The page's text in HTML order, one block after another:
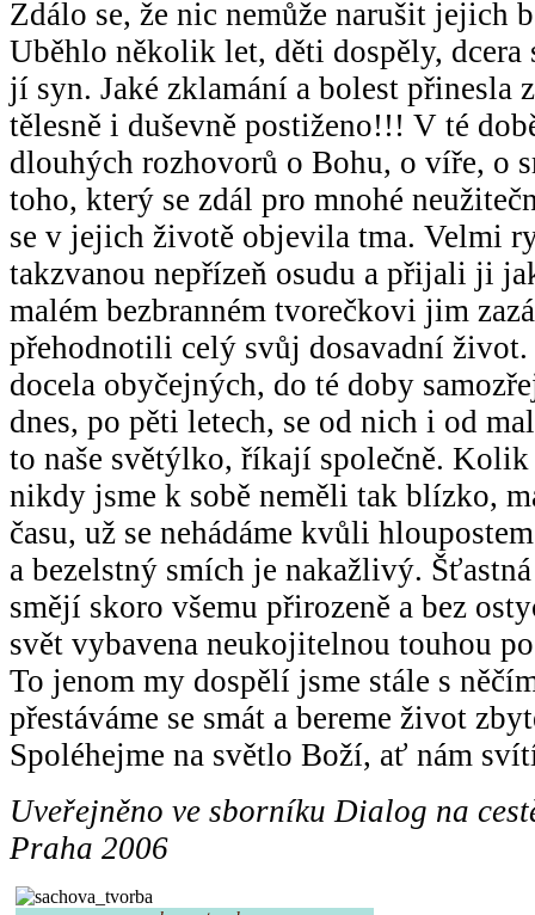
Zdálo se, že nic nemůže narušit jejich
Uběhlo několik let, děti dospěly, dcera
jí syn. Jaké zklamání a bolest přinesla
tělesně i duševně postiženo!!! V té
dlouhých rozhovorů o Bohu, o víře, o
toho, který se zdál pro mnohé
se v jejich životě objevila tma. Velmi
takzvanou nepřízeň osudu a přijali ji
malém bezbranném tvorečkovi jim
přehodnotili celý svůj dosavadní život.
docela obyčejných, do té doby
dnes, po pěti letech, se od nich i od
to naše světýlko, říkají společně.
nikdy jsme k sobě neměli tak blízko,
času, už se nehádáme kvůli
a bezelstný smích je nakažlivý.
smějí skoro všemu přirozeně a bez
svět vybavena neukojitelnou touhou
To jenom my dospělí jsme stále s
přestáváme se smát a bereme život
Spoléhejme na světlo Boží, ať nám
Uveřejněno ve sborníku Dialog na
Praha 2006